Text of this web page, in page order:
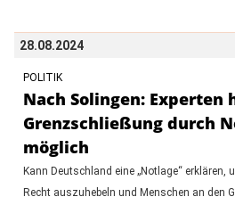
28.08.2024
POLITIK
Nach Solingen: Experten
Grenzschließung durch
möglich
Kann Deutschland eine „Notlage“ erklären,
Recht auszuhebeln und Menschen an den